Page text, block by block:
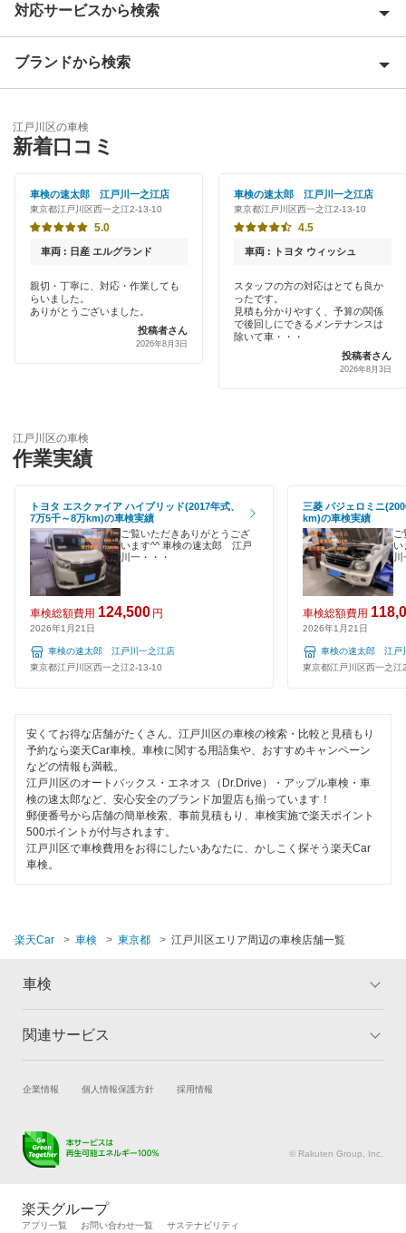
足立区
板橋区
大田区
葛飾区
北区
江東区
渋谷区
世田谷区
中央区
千代田区
豊島区
中野区
港区
目黒区
閉じる
対応サービスから検索
Award 受賞店
特典あり
新車初回割りあり
早割りあり
クレジットカードOK
輸入車OK
ハイブリッド車OK
EV車OK
120分以内の車検
1日車検
夜間受付
整備保証
コンピューター診断
閉じる
ブランドから検索
「車検の速太郎」
アップル車検
オートバックス
伊藤忠エネクス
ユアサ車検
車検のコバック
ミタニ車検
GTNET×カフェ車検
キグナス車検
ホリデー車検
オートビークル車検
ヤジマ石油車検
出光興産「らくらく安心車検」
アクセル車検
ベアーズ車検
安心WE！車検
閉じる
江戸川区の車検
新着口コミ
車検の速太郎 江戸川一之江店
東京都江戸川区西一之江2-13-10
5.0
車両 : 日産 エルグランド
親切・丁寧に、対応・作業しても
らいました。
ありがとうございました。
投稿者さん
2026年8月3日
車検の速太郎 江戸川一之江店
東京都江戸川区西一之江2-13-10
4.5
車両 : トヨタ ウィッシュ
スタッフの方の対応はとても良か
ったです。
見積も分かりやすく、予算の関係
で後回しにできるメンテナンスは
除いて車・・・
投稿者さん
2026年8月3日
江戸川区の車検
作業実績
トヨタ エスクァイア ハイブリッド(2017年式、
7万5千～8万km)の車検実績
ご覧いただきありがとうござ
います^^ 車検の速太郎 江戸
川一・・・
車検総額費用 124,500 円
2026年1月21日
車検の速太郎 江戸川一之江店
東京都江戸川区西一之江2-13-10
三菱 パジェロミニ
km)の車検実績
ご
い
川
車検総額費用
2026年1月21日
車検の速太郎 江
東京都江戸川区西一之江
安くてお得な店舗がたくさん。江戸川区の車検の検索・比較と見積もり
予約なら楽天Car車検。車検に関する用語集や、おすすめキャンペーン
などの情報も満載。
江戸川区のオートバックス・エネオス（Dr.Drive）・アップル車検・車
検の速太郎など、安心安全のブランド加盟店も揃っています！
郵便番号から店舗の簡単検索、事前見積もり、車検実施で楽天ポイント
500ポイントが付与されます。
江戸川区で車検費用をお得にしたいあなたに、かしこく探そう楽天Car
車検。
楽天Car 車検 東京都 江戸川区エリア周辺の車検店舗一覧
車検
トップ
車検の基礎知識 キャンペーン一覧
関連サービス
試乗・商談 新車購入
キズ修理予約
メンテナンス管理
タイヤ交換サービス
自動車カタログ 自動車保険
企業情報 個人情報保護方針 採用情報
© Rakuten Group, Inc.
楽天グループ
アプリ一覧 お問い合わせ一覧 サステナビリティ